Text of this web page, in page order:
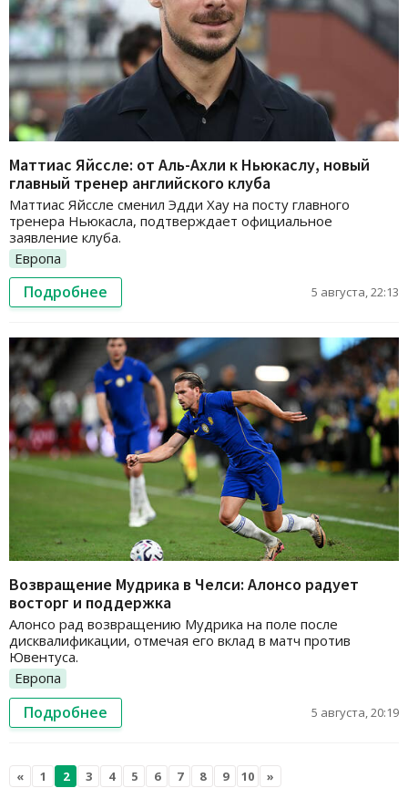
Маттиас Яйссле: от Аль-Ахли к Ньюкаслу, новый
главный тренер английского клуба
Маттиас Яйссле сменил Эдди Хау на посту главного
тренера Ньюкасла, подтверждает официальное
заявление клуба.
Европа
Подробнее 5 августа, 22:13
Возвращение Мудрика в Челси: Алонсо радует
восторг и поддержка
Алонсо рад возвращению Мудрика на поле после
дисквалификации, отмечая его вклад в матч против
Ювентуса.
Европа
Подробнее 5 августа, 20:19
« 1 2 3 4 5 6 7 8 9 10 »